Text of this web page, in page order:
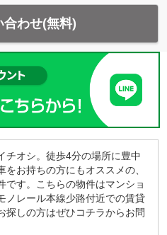
合わせ(無料)
チオシ。徒歩4分の場所に豊中
お持ちの方にもオススメの、
です。こちらの物件はマンショ
ノレール本線少路付近での賃貸
探しの方はぜひコチラからお問